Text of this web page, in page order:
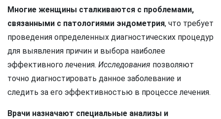
Многие женщины сталкиваются с проблемами,
связанными с патологиями эндометрия, что требует
проведения определенных диагностических процедур
для выявления причин и выбора наиболее
эффективного лечения. Исследования позволяют
точно диагностировать данное заболевание и
следить за его эффективностью в процессе лечения.
Врачи назначают специальные анализы и